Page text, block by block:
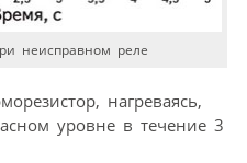
неисправном реле
нагреваясь,
уровне в течение 3